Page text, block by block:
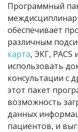
Программный
обеспечивает
различным
карта, ЭКГ, PACS
использовать
консультации с
этот пакет
возможность
данных
пациентов, и